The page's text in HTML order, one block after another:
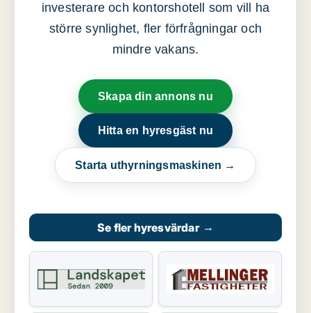
investerare och kontorshotell som vill ha
större synlighet, fler förfrågningar och
mindre vakans.
Skapa din annons nu
Hitta en hyresgäst nu
Starta uthyrningsmaskinen →
Se fler hyresvärdar →